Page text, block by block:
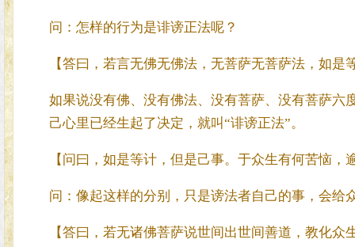
问：怎样的行为是诽谤正法呢？
【答曰，若言无佛无佛法，无菩萨无菩萨法，如
如果说没有佛、没有佛法、没有菩萨、没有菩萨六
己心里已经生起了决定，就叫“诽谤正法”。
【问曰，如是等计，但是己事。于众生有何苦恼，
问：像起这样的分别，只是谤法者自己的事，会
【答曰，若无诸佛菩萨说世间出世间善道，教化